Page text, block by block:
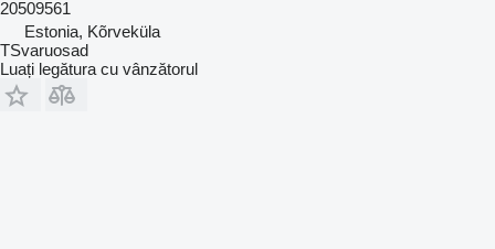
20509561
Estonia, Kõrveküla
TSvaruosad
Luați legătura cu vânzătorul